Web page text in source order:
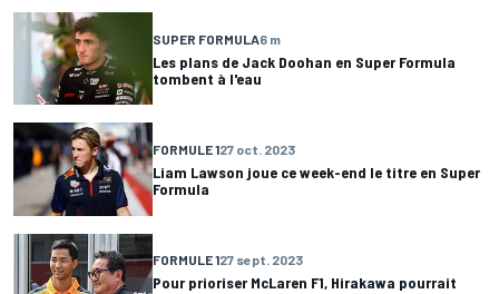
SUPER FORMULA6 m
Les plans de Jack Doohan en Super Formula
tombent à l'eau
FORMULE 127 oct. 2023
Liam Lawson joue ce week-end le titre en Super
Formula
FORMULE 127 sept. 2023
Pour prioriser McLaren F1, Hirakawa pourrait